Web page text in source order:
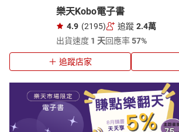
樂天Kobo電子書
4.9 (2195) 追蹤 2.4萬
出貨速度 1 天回應率57%
追蹤店家